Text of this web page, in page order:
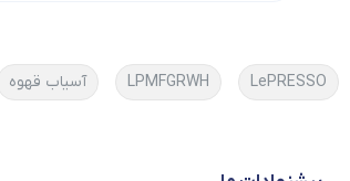
LePRESSO
LPMFGRWH آسیاب قهوه